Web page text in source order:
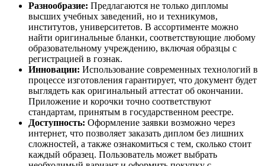
Разнообразие: Предлагаются не только дипломы
высших учебных заведений, но и техникумов,
институтов, университетов. В ассортименте можно
найти оригинальные бланки, соответствующие любому
образовательному учреждению, включая образцы с
регистрацией в гознак.
Инновации: Использование современных технологий в
процессе изготовления гарантирует, что документ будет
выглядеть как оригинальный аттестат об окончании.
Приложение и корочки точно соответствуют
стандартам, принятым в государственном реестре.
Доступность: Оформление заявки возможно через
интернет, что позволяет заказать диплом без лишних
сложностей, а также ознакомиться с тем, сколько стоит
каждый образец. Пользователь может выбрать